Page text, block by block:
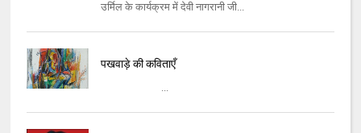
उर्मिल के कार्यक्रम में देवी नागरानी जी...
पखवाड़े की कविताएँ
...